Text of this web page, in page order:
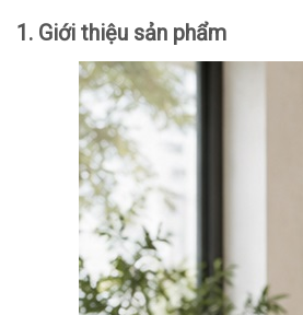
1. Giới thiệu sản phẩm